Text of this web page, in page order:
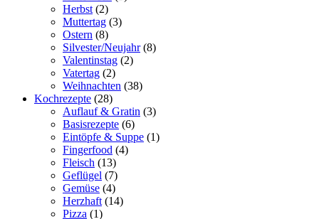
Herbst (2)
Muttertag (3)
Ostern (8)
Silvester/Neujahr(8)
Valentinstag (2)
Vatertag (2)
Weihnachten (38)
Kochrezepte (28)
Auflauf & Gratin (3)
Basisrezepte (6)
Eintöpfe & Suppe (1)
Fingerfood (4)
Fleisch (13)
Geflügel (7)
Gemüse (4)
Herzhaft (14)
Pizza (1)